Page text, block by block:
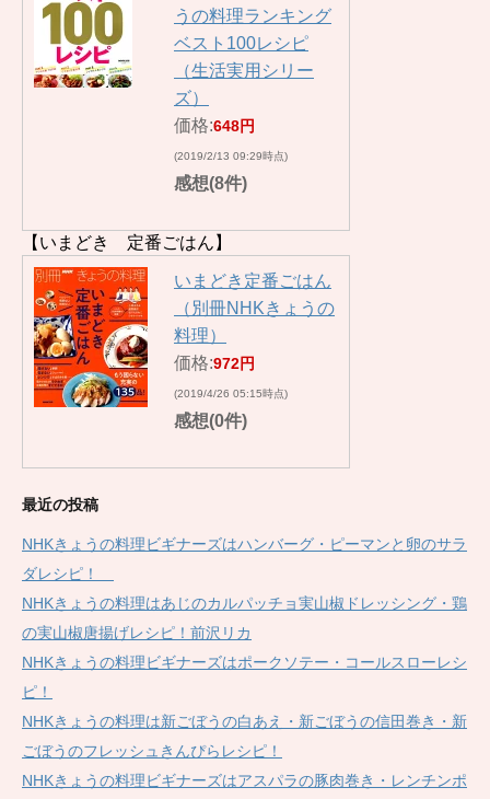
うの料理ランキング
ベスト100レシピ
（生活実用シリー
ズ）
価格:648円
(2019/2/13 09:29時点)
感想(8件)
【いまどき 定番ごはん】
いまどき定番ごはん
（別冊NHKきょうの
料理）
価格:972円
(2019/4/26 05:15時点)
感想(0件)
最近の投稿
NHKきょうの料理ビギナーズはハンバーグ・ピーマンと卵のサラ
ダレシピ！
NHKきょうの料理はあじのカルパッチョ実山椒ドレッシング・鶏
の実山椒唐揚げレシピ！前沢リカ
NHKきょうの料理ビギナーズはポークソテー・コールスローレシ
ピ！
NHKきょうの料理は新ごぼうの白あえ・新ごぼうの信田巻き・新
ごぼうのフレッシュきんぴらレシピ！
NHKきょうの料理ビギナーズはアスパラの豚肉巻き・レンチンポ